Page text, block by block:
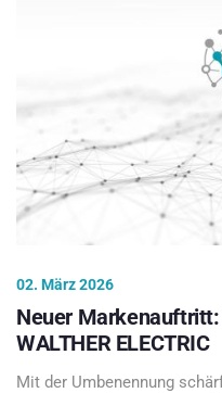
02. März 2026
Neuer Markenauftritt:
WALTHER ELECTRIC
Mit der Umbenennung